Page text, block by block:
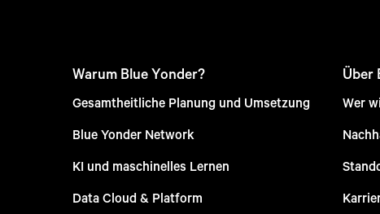
Warum Blue Yonder?
Gesamtheitliche Planung und Umsetzung
Blue Yonder Network
KI und maschinelles Lernen
Data Cloud & Platform
Über
Wer